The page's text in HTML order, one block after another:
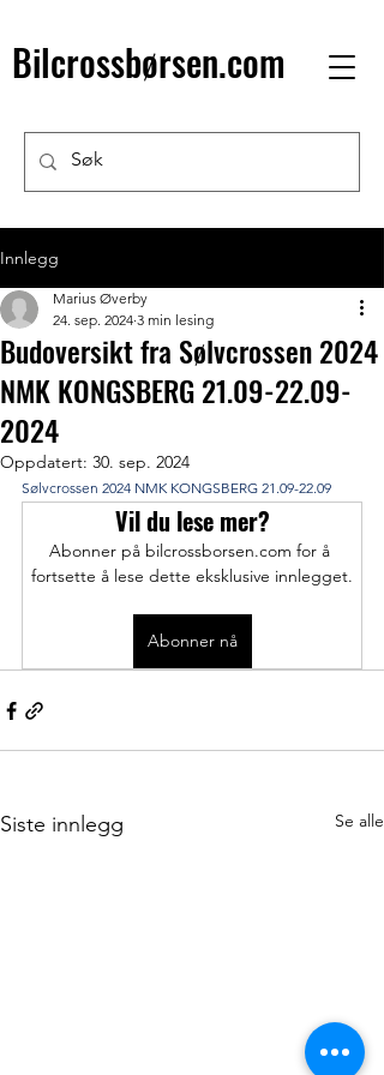
Bilcrossbørsen.com
Innlegg
Budoversikt fra Sølvcrossen 2024
NMK KONGSBERG 21.09-22.09-
2024
Marius Øverby
24. sep. 2024 3 min lesing
Oppdatert: 30. sep. 2024
Sølvcrossen 2024 NMK KONGSBERG 21.09-22.09
Vil du lese mer?
Abonner på bilcrossborsen.com for å
fortsette å lese dette eksklusive innlegget.
Abonner nå
Siste innlegg Se alle